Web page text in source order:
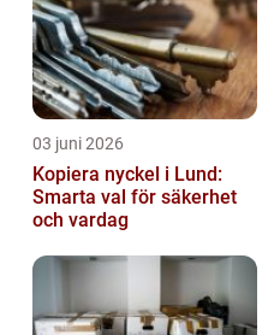
03 juni 2026
Kopiera nyckel i Lund:
Smarta val för säkerhet
och vardag